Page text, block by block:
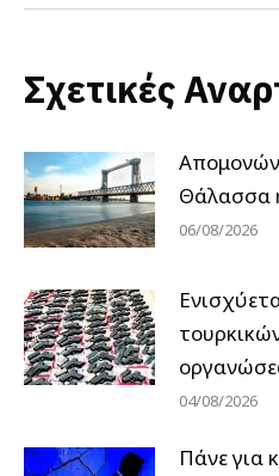
Σχετικές
Θάλασσα
06/08/2026
04/08/2026
Πάνε για